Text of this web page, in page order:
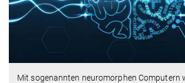
Mit sogenannten neuromorphen Computern